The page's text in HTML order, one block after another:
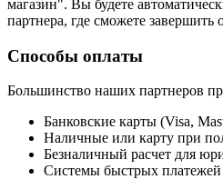
магазин". Вы будете
партнера, где сможете завершить
Способы оплаты
Большинство наших партнеров
Банковские карты (Visa,
Наличные или карту при
Безналичный расчет для
Системы быстрых